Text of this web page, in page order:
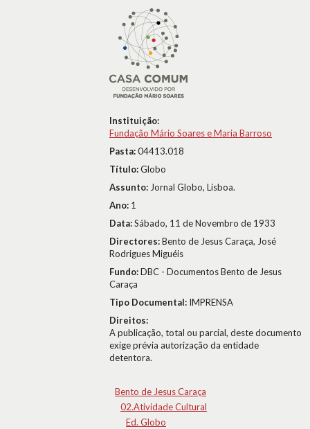
Instituição:
Fundação Mário Soares e Maria Barroso
Pasta:04413.018
Título:Globo
Assunto: Jornal Globo, Lisboa.
Ano: 1
Data:Sábado, 11 de Novembro de 1933
Directores:Bento de Jesus Caraça, José
Rodrigues Miguéis
Fundo:DBC - Documentos Bento de Jesus
Caraça
Tipo Documental: IMPRENSA
Direitos:
A publicação, total ou parcial, deste documento
exige prévia autorização da entidade
detentora.
Bento de Jesus Caraça
02.Atividade Cultural
Ed. Globo